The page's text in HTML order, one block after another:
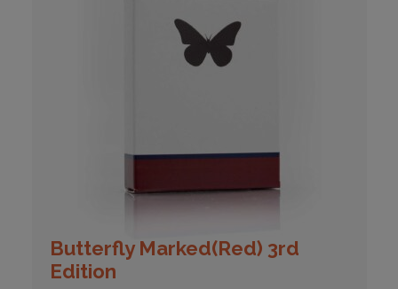
Butterfly Marked(Red) 3rd
Edition